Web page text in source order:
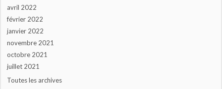
avril 2022
février 2022
janvier 2022
novembre 2021
octobre 2021
juillet 2021
Toutes les archives